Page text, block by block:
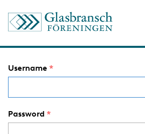
Username
Password